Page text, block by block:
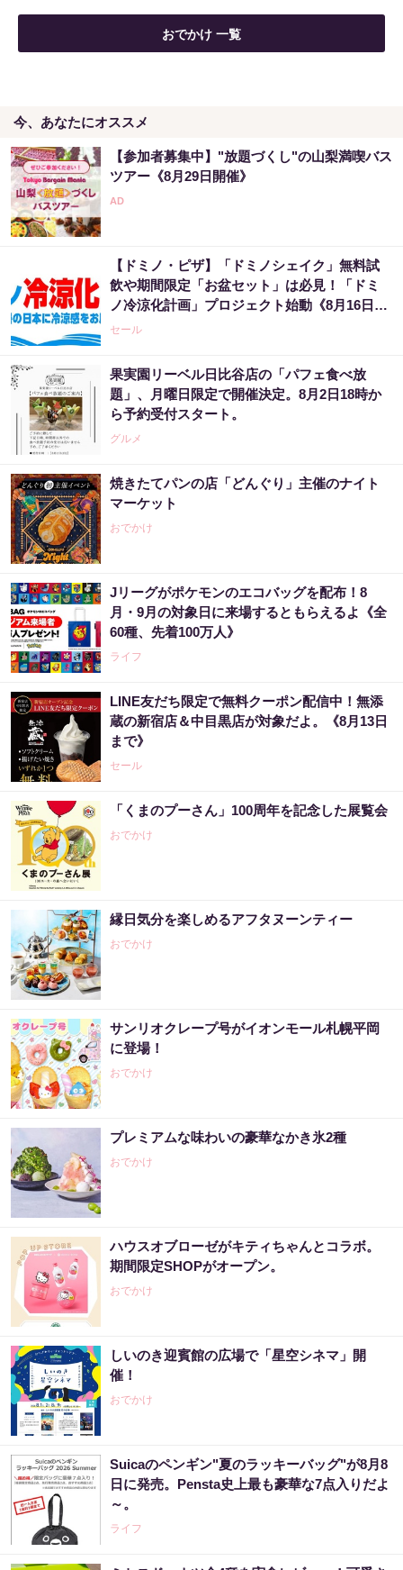
おでかけ 一覧
今、あなたにオススメ
【参加者募集中】"放題づくし"の山梨満喫バス
ツアー《8月29日開催》
【ドミノ・ピザ】「ドミノシェイク」無料試
飲や期間限定「お盆セット」は必見！「ドミ
ノ冷涼化計画」プロジェクト始動《8月16日ま
で》
セール
果実園リーベル日比谷店の「パフェ食べ放
題」、月曜日限定で開催決定。8月2日18時か
ら予約受付スタート。
グルメ
焼きたてパンの店「どんぐり」主催のナイト
マーケット
おでかけ
Jリーグがポケモンのエコバッグを配布！8
月・9月の対象日に来場するともらえるよ《全
60種、先着100万人》
ライフ
LINE友だち限定で無料クーポン配信中！無添
蔵の新宿店＆中目黒店が対象だよ。《8月13日
まで》
セール
「くまのプーさん」100周年を記念した展覧会
おでかけ
縁日気分を楽しめるアフタヌーンティー
おでかけ
サンリオクレープ号がイオンモール札幌平岡
に登場！
おでかけ
プレミアムな味わいの豪華なかき氷2種
おでかけ
ハウスオブローゼがキティちゃんとコラボ。
期間限定SHOPがオープン。
おでかけ
しいのき迎賓館の広場で「星空シネマ」開
催！
おでかけ
Suicaのペンギン"夏のラッキーバッグ"が8月8
日に発売。Pensta史上最も豪華な7点入りだよ
～。
ライフ